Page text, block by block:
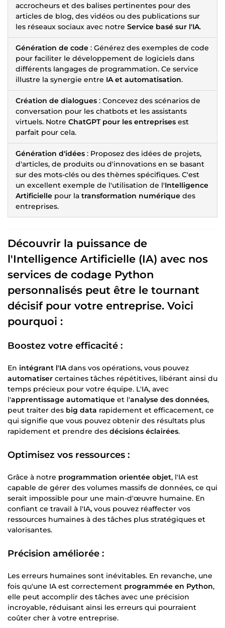
accrocheurs et des balises pertinentes pour des
articles de blog, des vidéos ou des publications sur
les réseaux sociaux avec notre Service basé sur l'IA.
Génération de code : Générez des exemples de code
pour faciliter le développement de logiciels dans
différents langages de programmation. Ce service
illustre la synergie entre IA et automatisation.
Création de dialogues : Concevez des scénarios de
conversation pour les chatbots et les assistants
virtuels. Notre ChatGPT pour les entreprises est
parfait pour cela.
Génération d'idées : Proposez des idées de projets,
d'articles, de produits ou d'innovations en se basant
sur des mots-clés ou des thèmes spécifiques. C'est
un excellent exemple de l'utilisation de l'Intelligence
Artificielle pour la transformation numérique des
entreprises.
Découvrir la puissance de
l'Intelligence Artificielle (IA) avec nos
services de codage Python
personnalisés peut être le tournant
décisif pour votre entreprise. Voici
pourquoi :
Boostez votre efficacité :
En intégrant l'IAdans vos opérations, vous pouvez
automatiser certaines tâches répétitives, libérant ainsi du
temps précieux pour votre équipe. L'IA, avec
l'apprentissage automatique et l'analyse des données,
peut traiter des big data rapidement et efficacement, ce
qui signifie que vous pouvez obtenir des résultats plus
rapidement et prendre des décisions éclairées.
Optimisez vos ressources :
Grâce à notre programmation orientée objet, l'IA est
capable de gérer des volumes massifs de données, ce qui
serait impossible pour une main-d'œuvre humaine. En
confiant ce travail à l'IA, vous pouvez réaffecter vos
ressources humaines à des tâches plus stratégiques et
valorisantes.
Précision améliorée :
Les erreurs humaines sont inévitables. En revanche, une
fois qu'une IA est correctement programmée en Python,
elle peut accomplir des tâches avec une précision
incroyable, réduisant ainsi les erreurs qui pourraient
coûter cher à votre entreprise.